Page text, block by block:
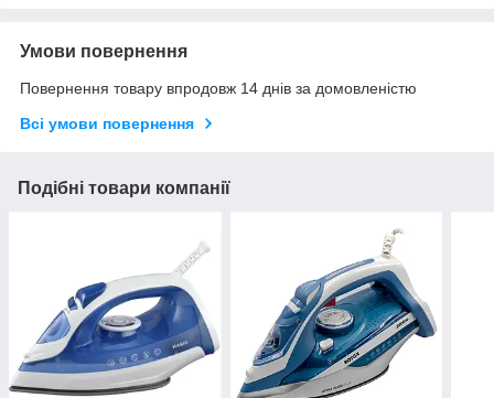
Умови повернення
Повернення товару впродовж 14 днів за домовленістю
Всі умови повернення
Подібні товари компанії